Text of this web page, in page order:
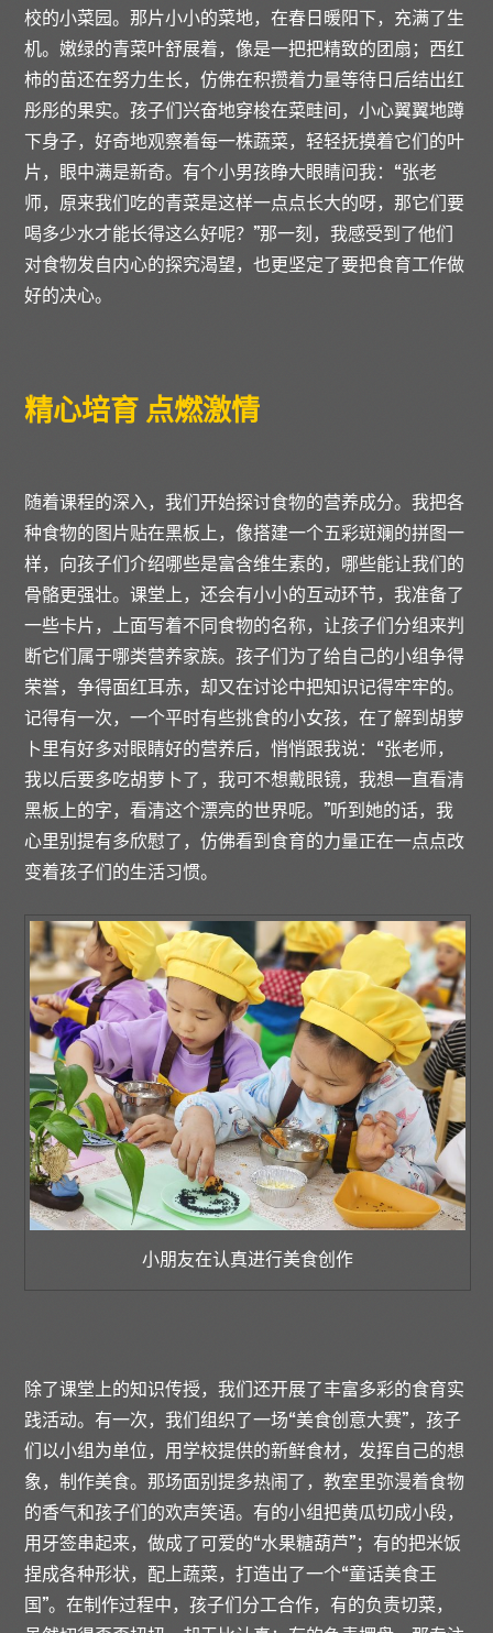
校的小菜园。那片小小的菜地，在春日暖阳下，充满了生
机。嫩绿的青菜叶舒展着，像是一把把精致的团扇；西红
柿的苗还在努力生长，仿佛在积攒着力量等待日后结出红
彤彤的果实。孩子们兴奋地穿梭在菜畦间，小心翼翼地蹲
下身子，好奇地观察着每一株蔬菜，轻轻抚摸着它们的叶
片，眼中满是新奇。有个小男孩睁大眼睛问我：“张老
师，原来我们吃的青菜是这样一点点长大的呀，那它们要
喝多少水才能长得这么好呢？”那一刻，我感受到了他们
对食物发自内心的探究渴望，也更坚定了要把食育工作做
好的决心。
精心培育 点燃激情
随着课程的深入，我们开始探讨食物的营养成分。我把各
种食物的图片贴在黑板上，像搭建一个五彩斑斓的拼图一
样，向孩子们介绍哪些是富含维生素的，哪些能让我们的
骨骼更强壮。课堂上，还会有小小的互动环节，我准备了
一些卡片，上面写着不同食物的名称，让孩子们分组来判
断它们属于哪类营养家族。孩子们为了给自己的小组争得
荣誉，争得面红耳赤，却又在讨论中把知识记得牢牢的。
记得有一次，一个平时有些挑食的小女孩，在了解到胡萝
卜里有好多对眼睛好的营养后，悄悄跟我说：“张老师，
我以后要多吃胡萝卜了，我可不想戴眼镜，我想一直看清
黑板上的字，看清这个漂亮的世界呢。”听到她的话，我
心里别提有多欣慰了，仿佛看到食育的力量正在一点点改
变着孩子们的生活习惯。
小朋友在认真进行美食创作
除了课堂上的知识传授，我们还开展了丰富多彩的食育实
践活动。有一次，我们组织了一场“美食创意大赛”，孩子
们以小组为单位，用学校提供的新鲜食材，发挥自己的想
象，制作美食。那场面别提多热闹了，教室里弥漫着食物
的香气和孩子们的欢声笑语。有的小组把黄瓜切成小段，
用牙签串起来，做成了可爱的“水果糖葫芦”；有的把米饭
捏成各种形状，配上蔬菜，打造出了一个“童话美食王
国”。在制作过程中，孩子们分工合作，有的负责切菜，